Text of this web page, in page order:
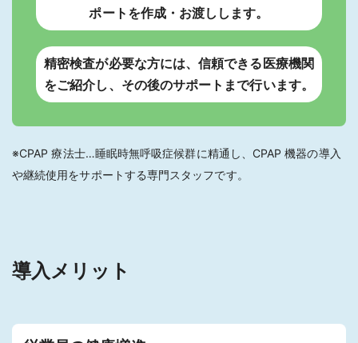
ポートを作成・お渡しします。
精密検査が必要な方には、信頼できる医療機関
をご紹介し、その後のサポートまで行います。
※CPAP 療法士…睡眠時無呼吸症候群に精通し、CPAP 機器の導入
や継続使用をサポートする専門スタッフです。
導入メリット